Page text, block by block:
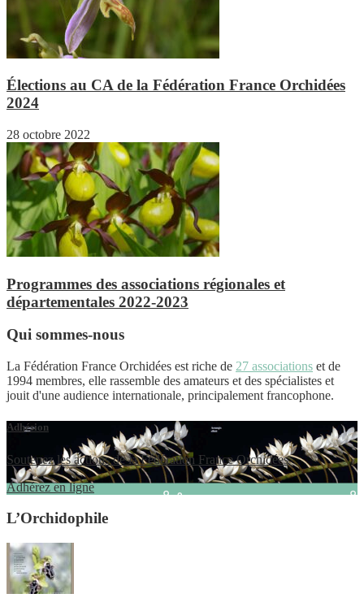
Élections au CA de la Fédération France Orchidées
2024
28 octobre 2022
Programmes des associations régionales et
départementales 2022-2023
Qui sommes-nous
La Fédération France Orchidées est riche de 27 associations et de
1994 membres, elle rassemble des amateurs et des spécialistes et
jouit d'une audience internationale, principalement francophone.
Adhésion
Soutenez les actions de la Fédération France Orchidées
Adhérez en ligne
L’Orchidophile